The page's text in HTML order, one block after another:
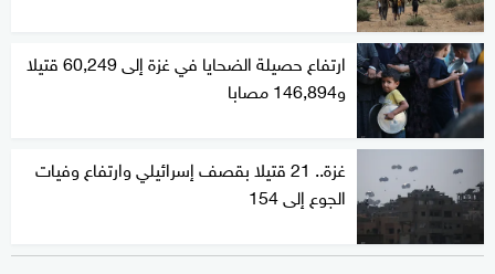
ارتفاع حصيلة الضحايا في غزة إلى 60,249 قتيلا
و146,894 مصابا
غزة.. 21 قتيلا بقصف إسرائيلي وارتفاع وفيات
الجوع إلى 154